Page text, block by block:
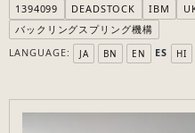
1394099
DEADSTOCK IBM
バックリングスプリング機構
LANGUAGE:
JA BN EN ES HI